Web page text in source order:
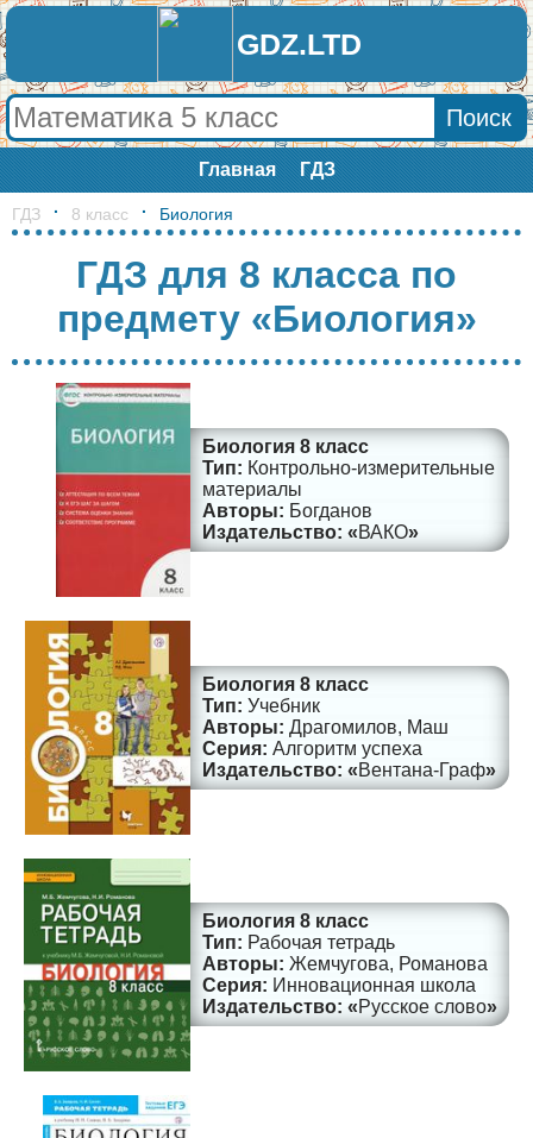
GDZ.LTD
Главная ГДЗ
ГДЗ 8 класс Биология
ГДЗ для 8 класса по
предмету «Биология»
Биология 8 класс
Контрольно-измерительные
материалы
Богданов
ВАКО
Биология 8 класс
Учебник
Драгомилов, Маш
Алгоритм успеха
Вентана-Граф
Биология 8 класс
Рабочая тетрадь
Жемчугова, Романова
Инновационная школа
Русское слово